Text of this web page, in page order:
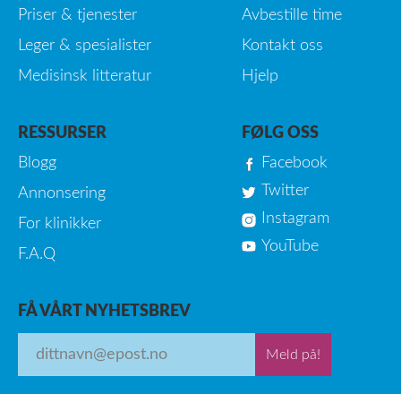
Priser & tjenester
Leger & spesialister
Medisinsk litteratur
Avbestille time
Kontakt oss
Hjelp
RESSURSER
Blogg
Annonsering
For klinikker
F.A.Q
FØLG OSS
Facebook
Twitter
Instagram
YouTube
FÅ VÅRT NYHETSBREV
Meld på!